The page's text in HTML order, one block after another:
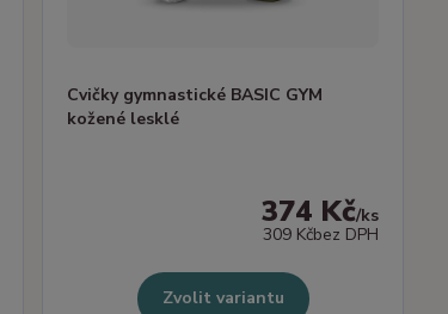
Cvičky gymnastické BASIC GYM
kožené lesklé
374 Kč/ks
309 Kčbez DPH
Zvolit variantu